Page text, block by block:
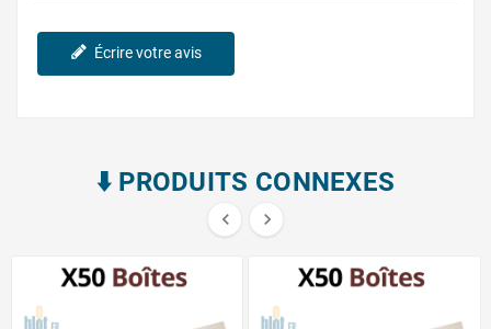
Écrire votre avis
⬇️​ PRODUITS CONNEXES
 